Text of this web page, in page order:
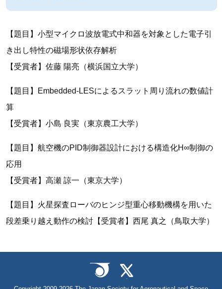
【題目】小型マイクロ波放電式中和器を対象とした電子引
き出し特性の磁場形状依存解析
【受賞者】佐藤 陽亮（横浜国立大学）
【題目】Embedded-LESによるスラット周り流れの数値計
算
【受賞者】小島 良実（東京農工大学）
【題目】航空機のPID制御器設計における構造化H∞制御の
応用
【受賞者】高瀬 諒一（東京大学）
【題目】火星探査ローバのヒンジ型重心移動機構を用いた
段差乗り越え動作の検討【受賞者】西尾 真之（鳥取大学）